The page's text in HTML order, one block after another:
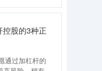
股的3种正
通过加杠杆的